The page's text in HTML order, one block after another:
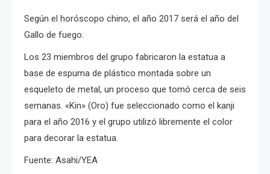
Según el horóscopo chino, el año 2017 será el año del
Gallo de fuego.
Los 23 miembros del grupo fabricaron la estatua a
base de espuma de plástico montada sobre un
esqueleto de metal, un proceso que tomó cerca de seis
semanas. «Kin» (Oro) fue seleccionado como el kanji
para el año 2016 y el grupo utilizó libremente el color
para decorar la estatua.
Fuente: Asahi/YEA